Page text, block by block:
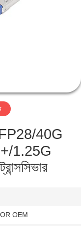
40G
1.25G
OEM